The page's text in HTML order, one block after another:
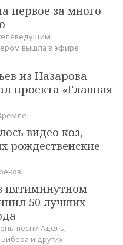
первое за много
вышла в эфире
из Назарова
проекта «Главная
видео коз,
рождественские
пятиминутном
50 лучших
песни Адель,
и других